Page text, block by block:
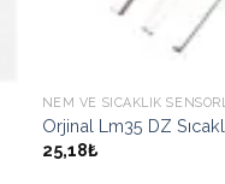
NEM VE SICAKLIK
Orjinal Lm35 DZ
25,18₺